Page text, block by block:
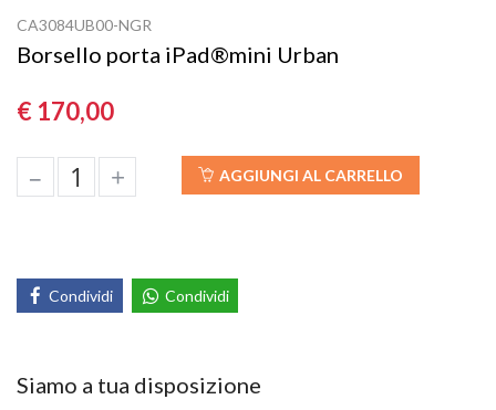
CA3084UB00-NGR
Borsello porta iPad®mini Urban
€ 170,00
– + AGGIUNGI AL CARRELLO
Condividi Condividi
Siamo a tua disposizione